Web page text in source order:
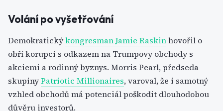
Volání po vyšetřování
Demokratickýkongresman Jamie Raskinhovořil o
obří korupci s odkazem na Trumpovy obchody s
akciemi a rodinný byznys. Morris Pearl, předseda
skupinyPatriotic Millionaires, varoval, že i samotný
vzhled obchodů má potenciál poškodit dlouhodobou
důvěru investorů.